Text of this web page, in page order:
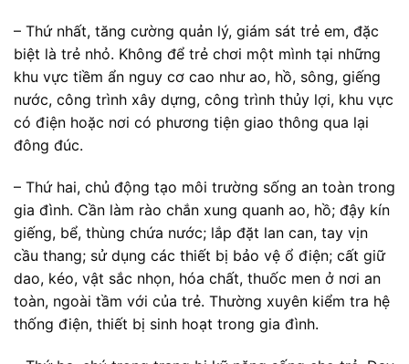
– Thứ nhất, tăng cường quản lý, giám sát trẻ em, đặc
biệt là trẻ nhỏ. Không để trẻ chơi một mình tại những
khu vực tiềm ẩn nguy cơ cao như ao, hồ, sông, giếng
nước, công trình xây dựng, công trình thủy lợi, khu vực
có điện hoặc nơi có phương tiện giao thông qua lại
đông đúc.
– Thứ hai, chủ động tạo môi trường sống an toàn trong
gia đình. Cần làm rào chắn xung quanh ao, hồ; đậy kín
giếng, bể, thùng chứa nước; lắp đặt lan can, tay vịn
cầu thang; sử dụng các thiết bị bảo vệ ổ điện; cất giữ
dao, kéo, vật sắc nhọn, hóa chất, thuốc men ở nơi an
toàn, ngoài tầm với của trẻ. Thường xuyên kiểm tra hệ
thống điện, thiết bị sinh hoạt trong gia đình.